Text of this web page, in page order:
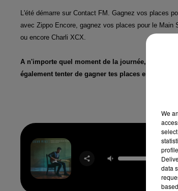
L'été démarre sur Contact FM. Gagnez vos places
avec Zippo Encore, gagnez vos places pour le
ou encore Charli XCX.
A n'importe quel moment de la journée, inscris
également tenter de gagner tes places en
We
data